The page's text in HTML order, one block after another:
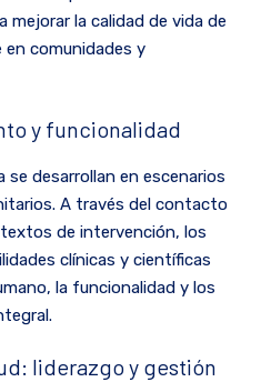
mejorar la calidad de vida de
en comunidades y
y funcionalidad
desarrollan en escenarios
A través del contacto
de intervención, los
clínicas y científicas
la funcionalidad y los
liderazgo y gestión